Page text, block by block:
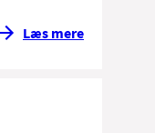
Læs mere